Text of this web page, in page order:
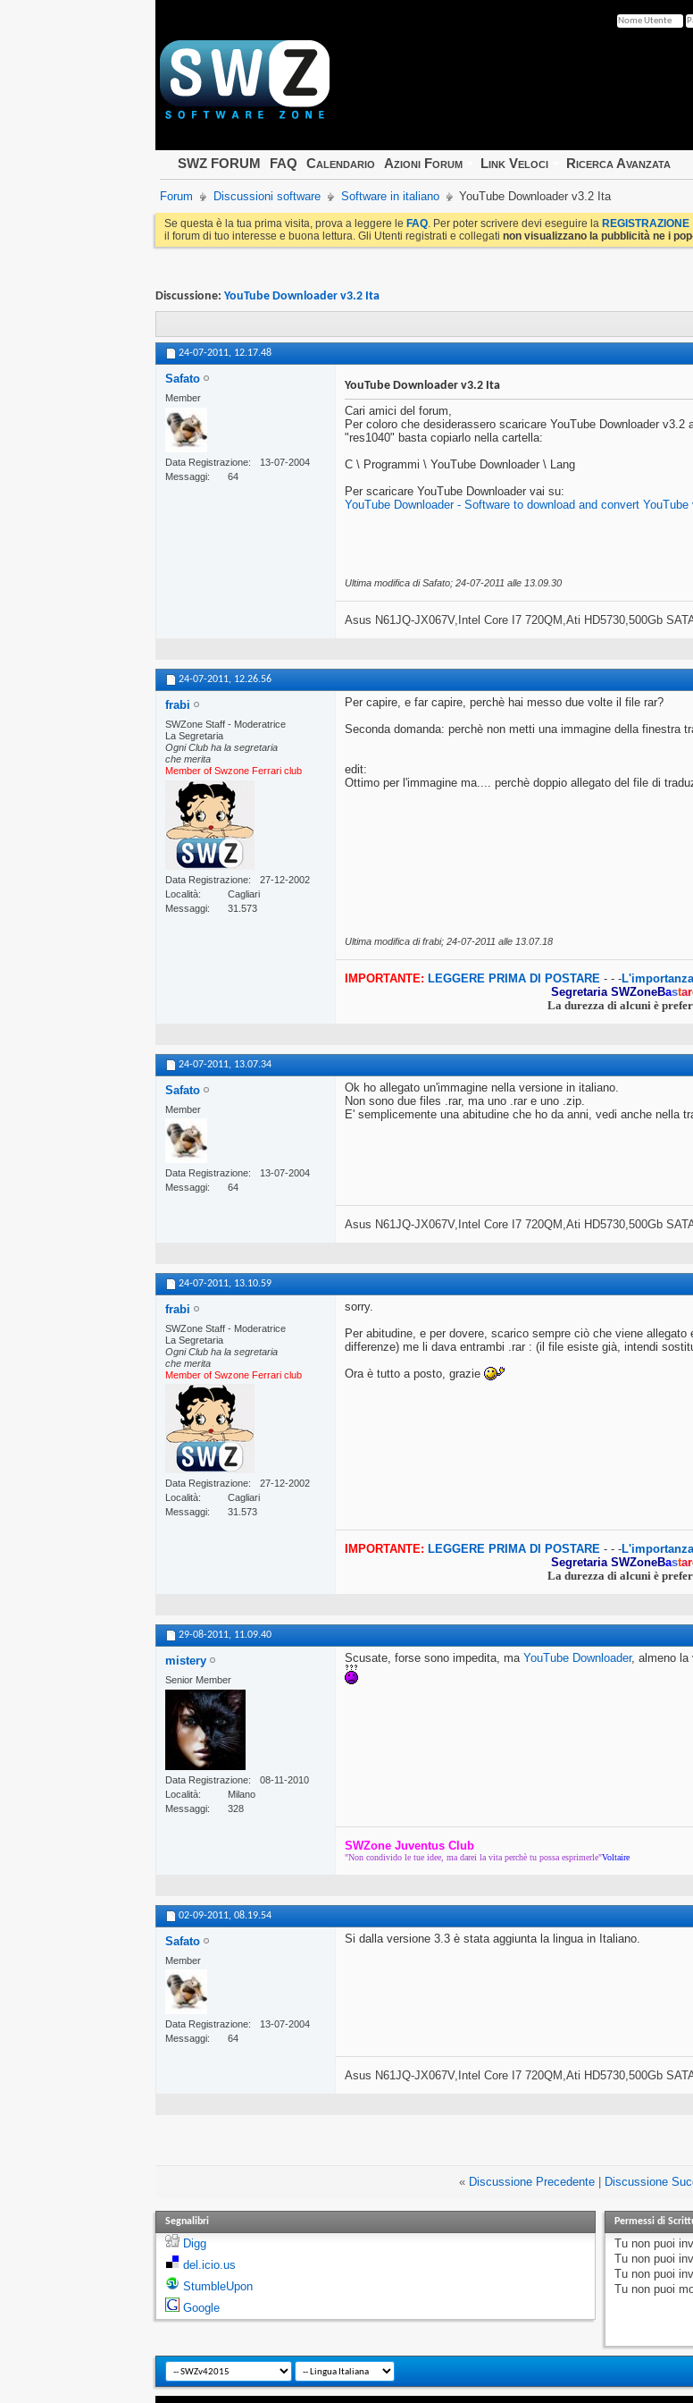
SWZ FORUM FAQ Calendario Azioni Forum Link Veloci Ricerca Avanzata
Forum Discussioni software Software in italiano YouTube Downloader v3.2 Ita
Se questa è la tua prima visita, prova a leggere le FAQ. Per poter scrivere devi eseguire la REGISTRAZIONE
il forum di tuo interesse e buona lettura. Gli Utenti registrati e collegati non visualizzano la pubblicità ne i
Discussione: YouTube Downloader v3.2 Ita
24-07-2011, 12.17.48
Safato
Member
Data Registrazione
13-07-2004
Messaggi
64
YouTube Downloader v3.2 Ita
Cari amici del forum,
Per coloro che desiderassero scaricare YouTube Downloader
"res1040" basta copiarlo nella cartella:
C \ Programmi \ YouTube Downloader \ Lang
Per scaricare YouTube Downloader vai su:
YouTube Downloader - Software to download and convert YouTube
Ultima modifica di Safato; 24-07-2011 alle 13.09.30
Asus N61JQ-JX067V,Intel Core I7 720QM,Ati HD5730,500Gb
24-07-2011, 12.26.56
frabi
SWZone Staff - Moderatrice
La Segretaria
Ogni Club ha la segretaria
che merita
Member of Swzone Ferrari club
Data Registrazione
27-12-2002
Località
Cagliari
Messaggi
31.573
Per capire, e far capire, perchè hai messo due volte il file rar?
Seconda domanda: perchè non metti una immagine della finestra
edit:
Ottimo per l'immagine ma.... perchè doppio allegato del file di
Ultima modifica di frabi; 24-07-2011 alle 13.07.18
IMPORTANTE: LEGGERE PRIMA DI POSTARE - - -
Segretaria SWZoneBastar
La durezza di alcuni è
24-07-2011, 13.07.34
Safato
Member
Data Registrazione
13-07-2004
Messaggi
64
Ok ho allegato un'immagine nella versione in italiano.
Non sono due files .rar, ma uno .rar e uno .zip.
E' semplicemente una abitudine che ho da anni, vedi anche nella
Asus N61JQ-JX067V,Intel Core I7 720QM,Ati HD5730,500Gb
24-07-2011, 13.10.59
frabi
SWZone Staff - Moderatrice
La Segretaria
Ogni Club ha la segretaria
che merita
Member of Swzone Ferrari club
Data Registrazione
27-12-2002
Località
Cagliari
Messaggi
31.573
sorry.
Per abitudine, e per dovere, scarico sempre ciò che viene
differenze) me li dava entrambi .rar : (il file esiste già, intendi
Ora è tutto a posto, grazie
IMPORTANTE: LEGGERE PRIMA DI POSTARE - - -
Segretaria SWZoneBastar
La durezza di alcuni è
29-08-2011, 11.09.40
mistery
Senior Member
Data Registrazione
08-11-2010
Località
Milano
Messaggi
328
Scusate, forse sono impedita, ma YouTube Downloader, almeno la
SWZone Juventus Club
"Non condivido le tue idee, ma darei la vita perchè tu possa esprimerle"Voltaire
02-09-2011, 08.19.54
Safato
Member
Data Registrazione
13-07-2004
Messaggi
64
Si dalla versione 3.3 è stata aggiunta la lingua in Italiano.
Asus N61JQ-JX067V,Intel Core I7 720QM,Ati HD5730,500Gb
« Discussione Precedente| Discussione
Segnalibri
Digg
del.icio.us
StumbleUpon
Google
Permessi di
Tu non puoi
Tu non puoi
Tu non puoi
Tu non puoi